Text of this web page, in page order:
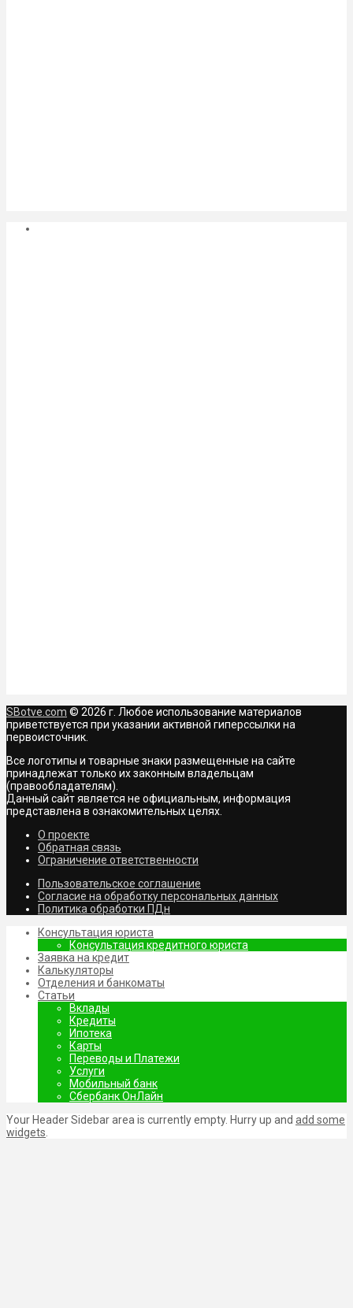
SBotve.com © 2026 г. Любое использование материалов
приветствуется при указании активной гиперссылки на
первоисточник.
Все логотипы и товарные знаки размещенные на сайте
принадлежат только их законным владельцам
(правообладателям).
Данный сайт является не официальным, информация
представлена в ознакомительных целях.
О проекте
Обратная связь
Ограничение ответственности
Пользовательское соглашение
Согласие на обработку персональных данных
Политика обработки ПДн
Консультация юриста
Консультация кредитного юриста
Заявка на кредит
Калькуляторы
Отделения и банкоматы
Статьи
Вклады
Кредиты
Ипотека
Карты
Переводы и Платежи
Услуги
Мобильный банк
Сбербанк ОнЛайн
Your Header Sidebar area is currently empty. Hurry up and add some
widgets